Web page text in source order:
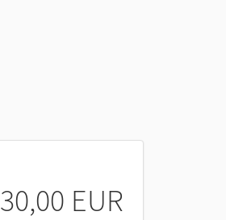
30,00 EUR